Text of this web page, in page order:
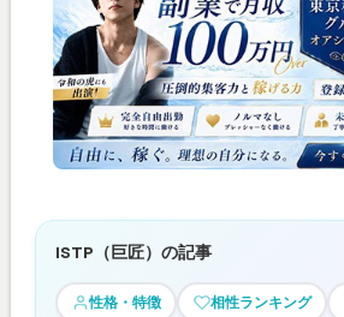
ISTP（巨匠）の記事
性格・特徴 相性ランキング